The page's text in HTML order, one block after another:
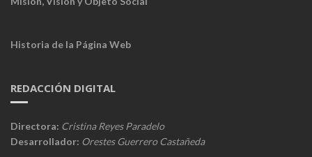
Historia de la Página Web
REDACCIÓN DIGITAL
Directora: Cristina Reyes Paradelo
Desarrollador: Orestes Guerrero Castañeda